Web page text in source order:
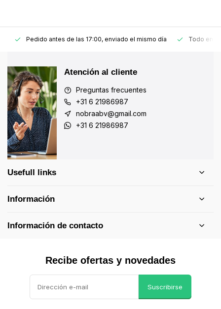
Pedido antes de las 17:00, enviado el mismo día Todo en
Atención al cliente
Preguntas frecuentes
+31 6 21986987
nobraabv@gmail.com
+31 6 21986987
Usefull links
Información
Información de contacto
Recibe ofertas y novedades
Suscribirse